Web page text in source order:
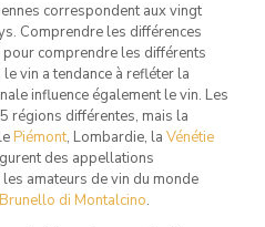
correspondent aux vingt
Comprendre les différences
comprendre les différents
vin a tendance à refléter la
influence également le vin. Les
régions différentes, mais la
Piémont, Lombardie, la Vénétie
des appellations
amateurs de vin du monde
Brunello di Montalcino.